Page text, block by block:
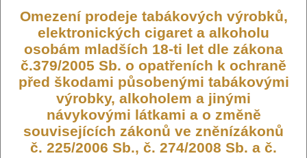
Výrobce:
Elfbar
Kód:
CARTRIDGE-EB-ELFA-BLUESOUR
Dostupnost: Skladem
Počet ks:
25680 ks
225,- KČ
Omezení prodeje tabákových výrobků,
elektronických cigaret a alkoholu
osobám mladších 18-ti let dle zákona
č.379/2005 Sb. o opatřeních k ochraně
před škodami působenými tabákovými
výrobky, alkoholem a jinými
návykovými látkami a o změně
souvisejících zákonů ve zněnízákonů
č. 225/2006 Sb., č. 274/2008 Sb. a č.